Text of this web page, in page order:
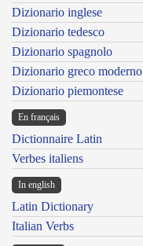
Dizionario inglese
Dizionario tedesco
Dizionario spagnolo
Dizionario greco moderno
Dizionario piemontese
En français
Dictionnaire Latin
Verbes italiens
In english
Latin Dictionary
Italian Verbs